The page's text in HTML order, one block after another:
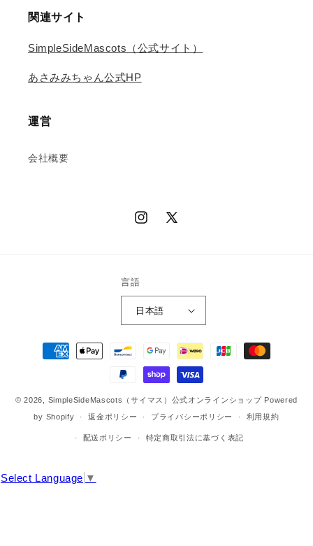
関連サイト
SimpleSideMascots（公式サイト）
あさみみちゃん公式HP
運営
会社概要
Instagram
X
言語
日本語
法
© 2026, SimpleSideMascots（サイマス）公式オンラインショップ Powered
by Shopify
返金ポリシー プライバシーポリシー 利用規約
配送ポリシー 特定商取引法に基づく表記
Select Language ▼